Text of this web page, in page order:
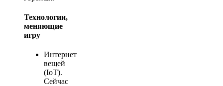
Технологии,
меняющие
игру
Интернет
вещей
(IoT).
Сейчас